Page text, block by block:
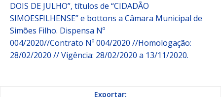
DOIS DE JULHO”, títulos de “CIDADÃO
SIMOESFILHENSE” e bottons a Câmara Municipal de
Simões Filho. Dispensa Nº
004/2020//Contrato Nº 004/2020 //Homologação:
28/02/2020 // Vigência: 28/02/2020 a 13/11/2020.
Exportar: